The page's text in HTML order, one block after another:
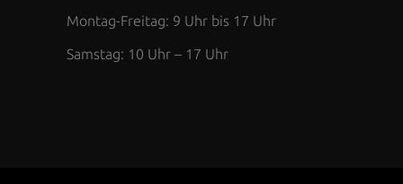
Montag-Freitag: 9 Uhr bis 17 Uhr
Samstag: 10 Uhr – 17 Uhr